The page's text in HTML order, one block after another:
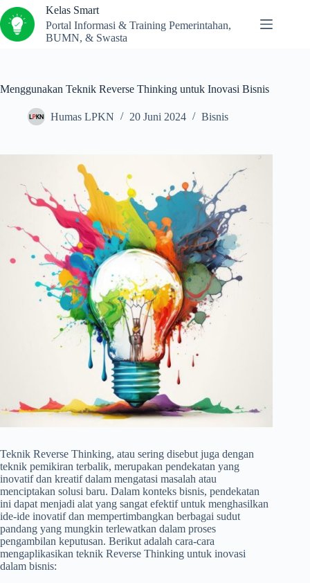
Kelas Smart
Portal Informasi & Training Pemerintahan,
BUMN, & Swasta
Menggunakan Teknik Reverse Thinking untuk Inovasi Bisnis
Humas LPKN 20 Juni 2024 Bisnis
Teknik Reverse Thinking, atau sering disebut juga dengan
teknik pemikiran terbalik, merupakan pendekatan yang
inovatif dan kreatif dalam mengatasi masalah atau
menciptakan solusi baru. Dalam konteks bisnis, pendekatan
ini dapat menjadi alat yang sangat efektif untuk menghasilkan
ide-ide inovatif dan mempertimbangkan berbagai sudut
pandang yang mungkin terlewatkan dalam proses
pengambilan keputusan. Berikut adalah cara-cara
mengaplikasikan teknik Reverse Thinking untuk inovasi
dalam bisnis: